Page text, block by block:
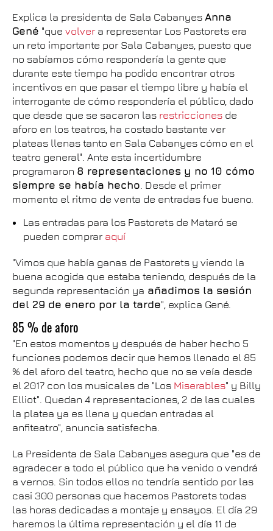
Explica la presidenta de Sala Cabanyes Anna
Gené "que volver a representar Los Pastorets era
un reto importante por Sala Cabanyes, puesto que
no sabíamos cómo respondería la gente que
durante este tiempo ha podido encontrar otros
incentivos en que pasar el tiempo libre y había el
interrogante de cómo respondería el público, dado
que desde que se sacaron las restricciones de
aforo en los teatros, ha costado bastante ver
plateas llenas tanto en Sala Cabanyes cómo en el
teatro general". Ante esta incertidumbre
programaron 8 representaciones y no 10 cómo
siempre se había hecho. Desde el primer
momento el ritmo de venta de entradas fue bueno.
Las entradas para los Pastorets de Mataró se
pueden comprar aquí
"Vimos que había ganas de Pastorets y viendo la
buena acogida que estaba teniendo, después de la
segunda representación ya añadimos la sesión
del 29 de enero por la tarde", explica Gené.
85 % de aforo
"En estos momentos y después de haber hecho 5
funciones podemos decir que hemos llenado el 85
% del aforo del teatro, hecho que no se veía desde
el 2017 con los musicales de "Los Miserables" y Billy
Elliot". Quedan 4 representaciones, 2 de las cuales
la platea ya es llena y quedan entradas al
anfiteatro", anuncia satisfecha.
La Presidenta de Sala Cabanyes asegura que "es de
agradecer a todo el público que ha venido o vendrá
a vernos. Sin todos ellos no tendría sentido por las
casi 300 personas que hacemos Pastorets todas
las horas dedicadas a montaje y ensayos. El día 29
haremos la última representación y el día 11 de